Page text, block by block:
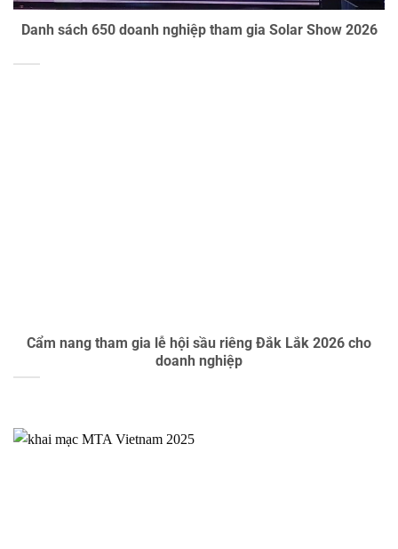
Danh sách 650 doanh nghiệp tham gia Solar Show 2026
Cẩm nang tham gia lễ hội sầu riêng Đắk Lắk 2026 cho
doanh nghiệp